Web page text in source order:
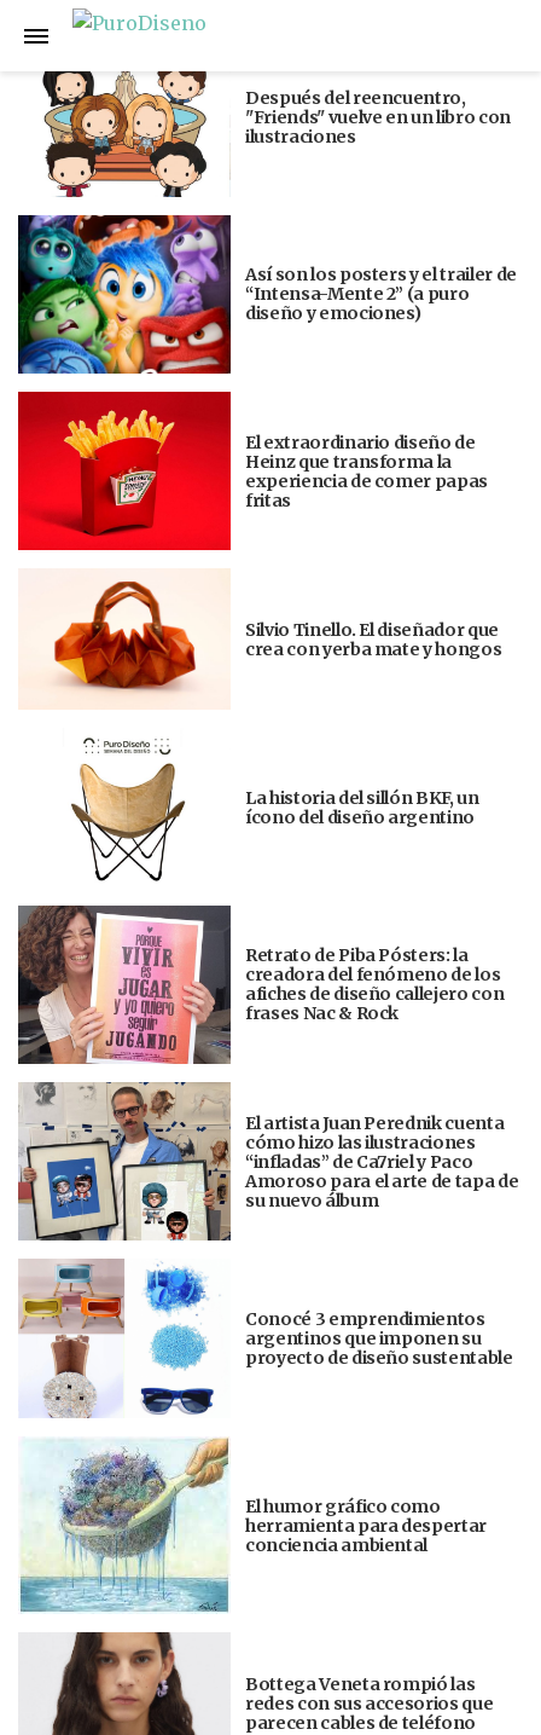
Anterior
Después del reencuentro,
"Friends" vuelve en un libro con
ilustraciones
Así son los posters y el trailer de
“Intensa-Mente 2” (a puro
diseño y emociones)
El extraordinario diseño de
Heinz que transforma la
experiencia de comer papas
fritas
Silvio Tinello. El diseñador que
crea con yerba mate y hongos
La historia del sillón BKF, un
ícono del diseño argentino
Retrato de Piba Pósters: la
creadora del fenómeno de los
afiches de diseño callejero con
frases Nac & Rock
El artista Juan Perednik cuenta
cómo hizo las ilustraciones
“infladas” de Ca7riel y Paco
Amoroso para el arte de tapa de
su nuevo álbum
Conocé 3 emprendimientos
argentinos que imponen su
proyecto de diseño sustentable
El humor gráfico como
herramienta para despertar
conciencia ambiental
Bottega Veneta rompió las
redes con sus accesorios que
parecen cables de teléfono
Siguiente